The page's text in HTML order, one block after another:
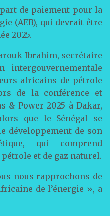
de paiement pour la
(AEB), qui devrait être
2025.
Ibrahim, secrétaire
intergouvernementale
africains de pétrole
de la conférence et
& Power 2025 à Dakar,
que le Sénégal se
développement de son
qui comprend
et de gaz naturel.
nous rapprochons de
de l’énergie », a